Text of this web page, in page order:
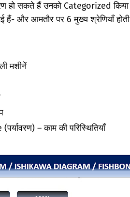
हो सकते हैं उनको Categorized
और आमतौर पर 6 मुख्य श्रेणियाँ
मशीनें
– काम की परिस्थितियाँ